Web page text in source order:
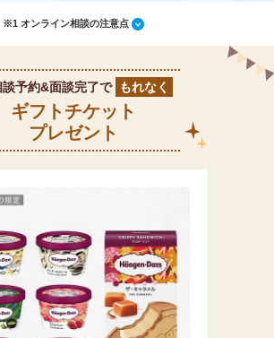
※1 オンライン相談の注意点
談予約&面談完了で もれなく
ギフトチケット
プレゼント